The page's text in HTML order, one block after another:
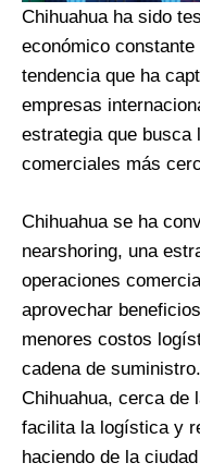
Chihuahua ha sido
económico
tendencia que ha
empresas
estrategia que busca
comerciales más
Chihuahua se ha
nearshoring, una
operaciones
aprovechar
menores costos
cadena de
Chihuahua, cerca de
facilita la logística y
haciendo de la